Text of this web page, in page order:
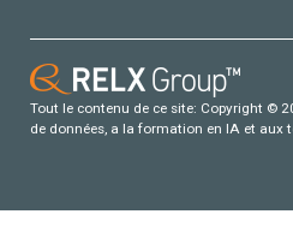
Tout le contenu de ce site: Copyright ©
de données, a la formation en IA et aux